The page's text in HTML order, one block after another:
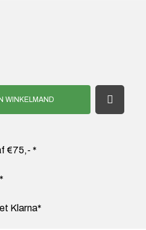
WINKELMAND
€75,- *
Klarna*